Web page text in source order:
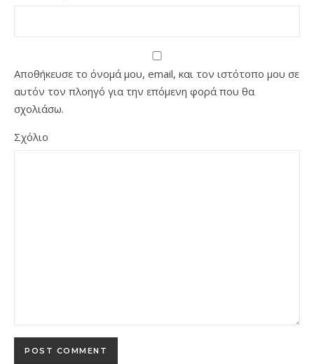
Αποθήκευσε το όνομά μου, email, και τον ιστότοπο μου σε
αυτόν τον πλοηγό για την επόμενη φορά που θα
σχολιάσω.
Σχόλιο